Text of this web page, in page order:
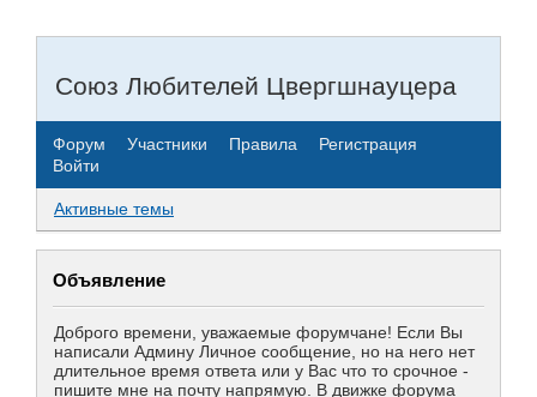
Союз Любителей Цвергшнауцера
Форум Участники Правила
Регистрация
Войти
Активные темы
Объявление
Доброго времени, уважаемые форумчане! Если Вы
написали Админу Личное сообщение, но на него нет
длительное время ответа или у Вас что то срочное -
пишите мне на почту напрямую. В движке форума